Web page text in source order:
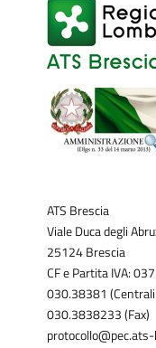
ATS Brescia
Viale Duca degli
25124 Brescia
CF e Partita IVA:
030.38381
030.3838233 (Fax)